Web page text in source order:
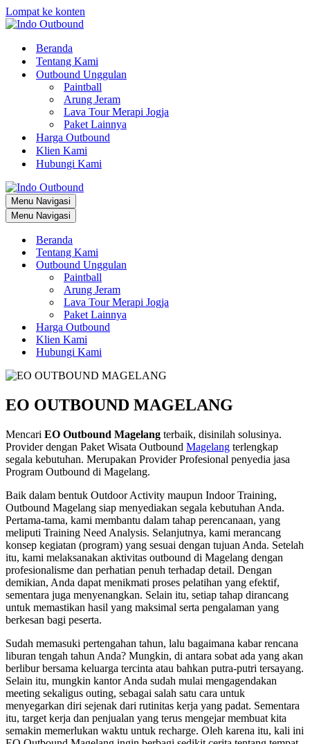
Lompat ke konten
Beranda
Tentang Kami
Outbound Unggulan
Paintball
Arung Jeram
Lava Tour Merapi Jogja
Paket Lainnya
Harga Outbound
Klien Kami
Hubungi Kami
Menu Navigasi
Menu Navigasi
Beranda
Tentang Kami
Outbound Unggulan
Paintball
Arung Jeram
Lava Tour Merapi Jogja
Paket Lainnya
Harga Outbound
Klien Kami
Hubungi Kami
EO OUTBOUND MAGELANG
Mencari EO Outbound Magelang terbaik, disinilah solusinya.
Provider dengan Paket Wisata Outbound Magelang terlengkap
segala kebutuhan. Merupakan Provider Profesional penyedia jasa
Program Outbound di Magelang.
Baik dalam bentuk Outdoor Activity maupun Indoor Training,
Outbound Magelang siap menyediakan segala kebutuhan Anda.
Pertama-tama, kami membantu dalam tahap perencanaan, yang
meliputi Training Need Analysis. Selanjutnya, kami merancang
konsep kegiatan (program) yang sesuai dengan tujuan Anda. Setelah
itu, kami melaksanakan aktivitas outbound di Magelang dengan
profesionalisme dan perhatian penuh terhadap detail. Dengan
demikian, Anda dapat menikmati proses pelatihan yang efektif,
sementara juga menyenangkan. Selain itu, setiap tahap dirancang
untuk memastikan hasil yang maksimal serta pengalaman yang
berkesan bagi peserta.
Sudah memasuki pertengahan tahun, lalu bagaimana kabar rencana
liburan tengah tahun Anda? Mungkin, di antara sobat ada yang akan
berlibur bersama keluarga tercinta atau bahkan putra-putri tersayang.
Selain itu, mungkin kantor Anda sudah mulai mengagendakan
meeting sekaligus outing, sebagai salah satu cara untuk
menyegarkan diri sejenak dari rutinitas kerja yang padat. Sementara
itu, target kerja dan penjualan yang terus mengejar membuat kita
semakin memerlukan waktu untuk recharge. Oleh karena itu, kali ini